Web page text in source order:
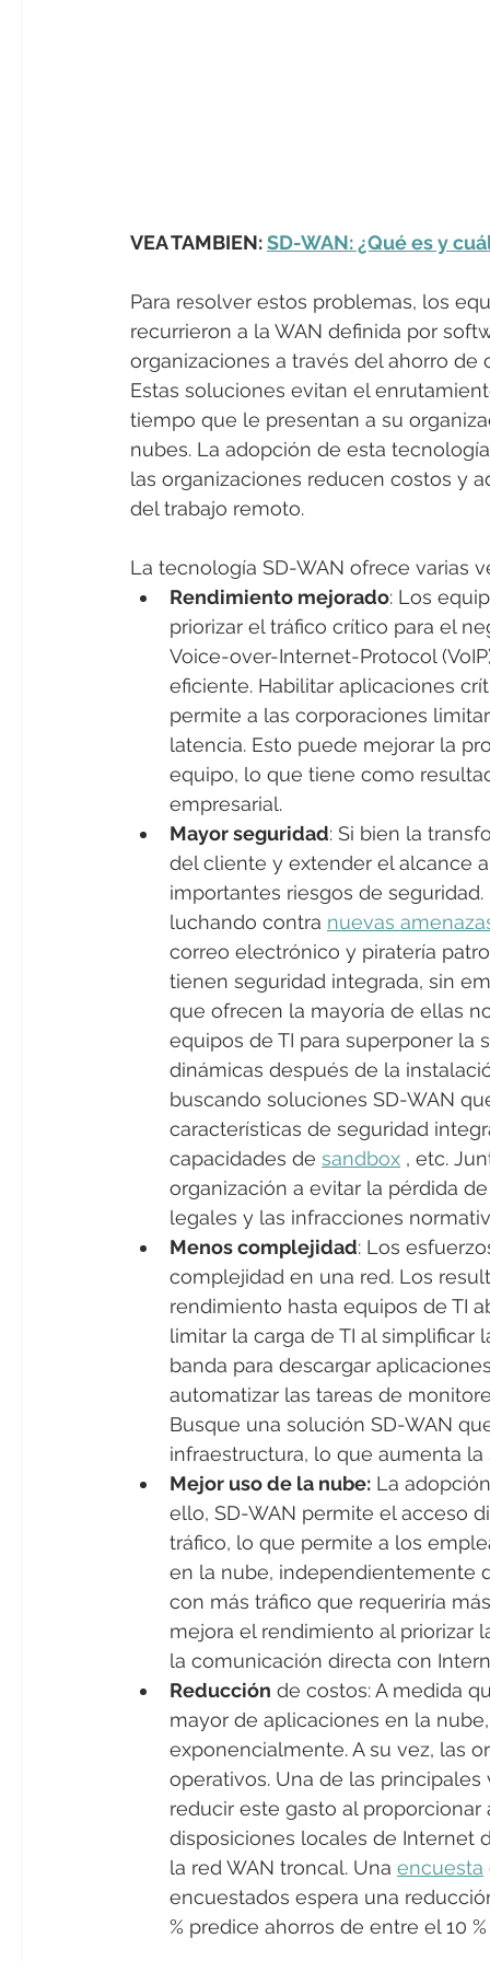
VEA TAMBIEN: SD-WAN: ¿Qué es y
Para resolver estos problemas, los
recurrieron a la WAN definida por
organizaciones a través del ahorro
Estas soluciones evitan el
tiempo que le presentan a su
nubes. La adopción de esta
las organizaciones reducen costos y
del trabajo remoto.
La tecnología SD-WAN ofrece varias
Rendimiento mejorado: Los
priorizar el tráfico crítico para el
Voice-over-Internet-Protocol
eficiente. Habilitar aplicaciones
permite a las corporaciones
latencia. Esto puede mejorar la
equipo, lo que tiene como
empresarial.
Mayor seguridad: Si bien la
del cliente y extender el alcance
importantes riesgos de
luchando contra nuevas
correo electrónico y piratería
tienen seguridad integrada, sin
que ofrecen la mayoría de ellas
equipos de TI para superponer la
dinámicas después de la
buscando soluciones SD-WAN
características de seguridad
capacidades de sandbox , etc.
organización a evitar la pérdida
legales y las infracciones
Menos complejidad: Los
complejidad en una red. Los
rendimiento hasta equipos de TI
limitar la carga de TI al
banda para descargar
automatizar las tareas de
Busque una solución SD-WAN
infraestructura, lo que aumenta
Mejor uso de la nube: La
ello, SD-WAN permite el acceso
tráfico, lo que permite a los
en la nube, independientemente
con más tráfico que requeriría
mejora el rendimiento al priorizar
la comunicación directa con
Reducción de costos: A medida
mayor de aplicaciones en la
exponencialmente. A su vez, las
operativos. Una de las
reducir este gasto al
disposiciones locales de Internet
la red WAN troncal. Una encuesta
encuestados espera una
% predice ahorros de entre el 10 %